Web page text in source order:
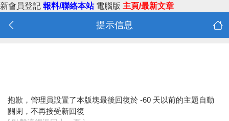
新會員登記 報料/聯絡本站 電腦版 主頁/最新文章
提示信息
抱歉，管理員設置了本版塊最後回復於 -60 天以前的主題自動
關閉，不再接受新回復